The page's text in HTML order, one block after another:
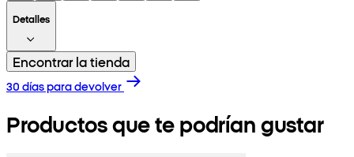
Detalles
Encontrar la tienda
30 días para devolver
Productos que te podrían gustar